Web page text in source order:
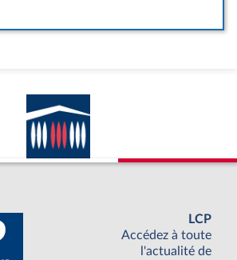
LCP
Accédez à toute
l'actualité de